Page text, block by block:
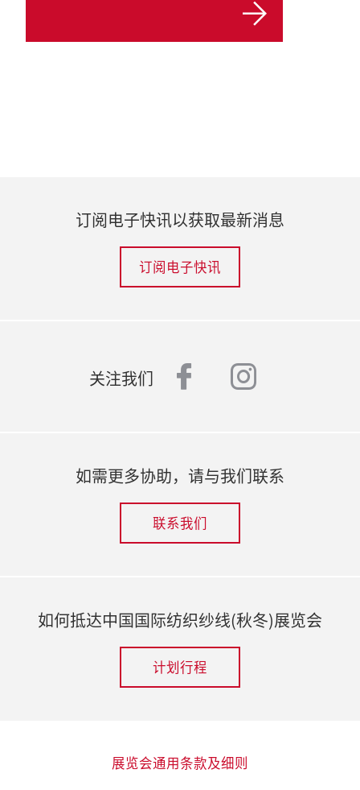
订阅电子快讯以获取最新消息
订阅电子快讯
关注我们 facebook
如需更多协助，请与我们联系
联系我们
如何抵达中国国际纺织纱线(秋冬)展览会
计划行程
展览会通用条款及细则